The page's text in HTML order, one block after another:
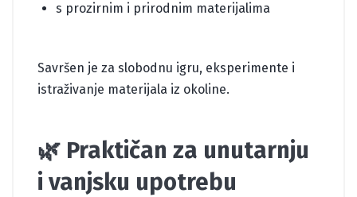
s prozirnim i prirodnim materijalima
Savršen je za slobodnu igru, eksperimente i
istraživanje materijala iz okoline.
🌿 Praktičan za unutarnju
i vanjsku upotrebu